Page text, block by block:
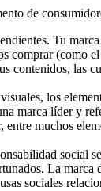
de
Tu
(como
contenidos, las
los
marca líder y
muchos
social
La
sociales